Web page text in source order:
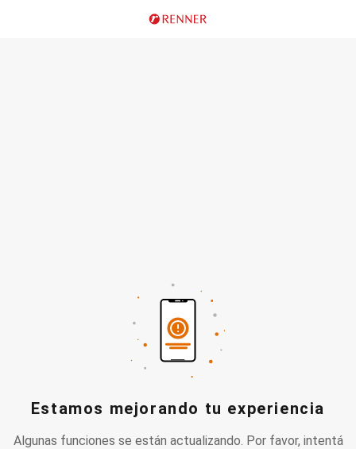
Estamos mejorando tu experiencia
Algunas funciones se están actualizando. Por favor, intentá